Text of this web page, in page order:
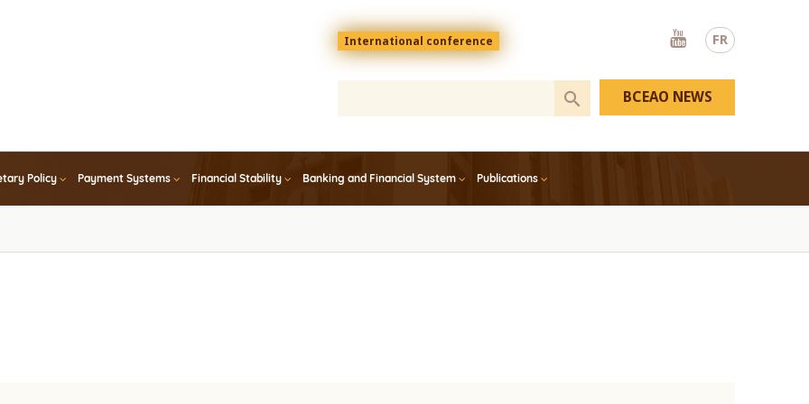
FR
Menu
top
En
International conference
Youtube
Policy Payment Systems Financial Stability Banking and Financial System Publications
BCEAO NEWS